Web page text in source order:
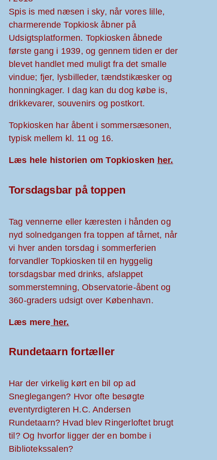
Spis is med næsen i sky, når vores lille,
charmerende Topkiosk åbner på
Udsigtsplatformen. Topkiosken åbnede
første gang i 1939, og gennem tiden er der
blevet handlet med muligt fra det smalle
vindue; fjer, lysbilleder, tændstikæsker og
honningkager. I dag kan du dog købe is,
drikkevarer, souvenirs og postkort.
Topkiosken har åbent i sommersæsonen,
typisk mellem kl. 11 og 16.
Læs hele historien om Topkiosken her.
Torsdagsbar på toppen
Tag vennerne eller kæresten i hånden og
nyd solnedgangen fra toppen af tårnet, når
vi hver anden torsdag i sommerferien
forvandler Topkiosken til en hyggelig
torsdagsbar med drinks, afslappet
sommerstemning, Observatorie-åbent og
360-graders udsigt over København.
Læs mere her.
Rundetaarn fortæller
Har der virkelig kørt en bil op ad
Sneglegangen? Hvor ofte besøgte
eventyrdigteren H.C. Andersen
Rundetaarn? Hvad blev Ringerloftet brugt
til? Og hvorfor ligger der en bombe i
Bibliotekssalen?